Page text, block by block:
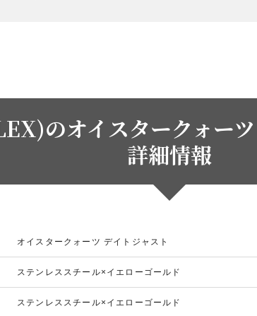
のオイスタークォー
詳細情報
オイスタークォーツ デイトジャスト
ステンレススチール×イエローゴールド
ステンレススチール×イエローゴールド